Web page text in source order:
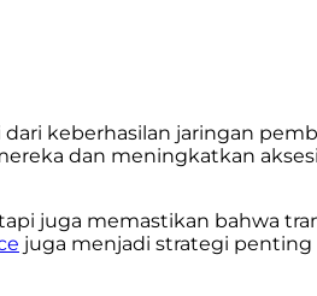
keberhasilan jaringan
dan meningkatkan
juga memastikan bahwa
juga menjadi strategi